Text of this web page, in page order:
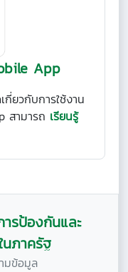
รป้องกันและ
นภาครัฐ
มข้อมูล
App
กี่ยวกับการใช้งาน
สามารถ เรียนรู้